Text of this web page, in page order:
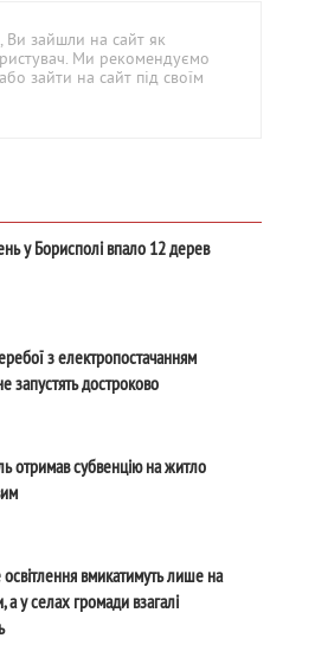
Ви зайшли на сайт як
Ми рекомендуємо
або зайти на сайт під своїм
у Борисполі впало 12 дерев
з електропостачанням
запустять достроково
отримав субвенцію на житло
вмикатимуть лише на
а у селах громади взагалі